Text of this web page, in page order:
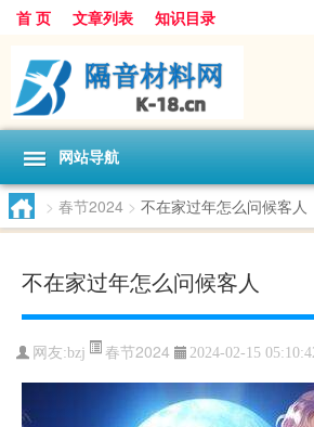
首 页 文章列表 知识目录
网站导航
> 春节2024 > 不在家过年怎么问候客人
不在家过年怎么问候客人
网友:bzj 春节2024 2024-02-15